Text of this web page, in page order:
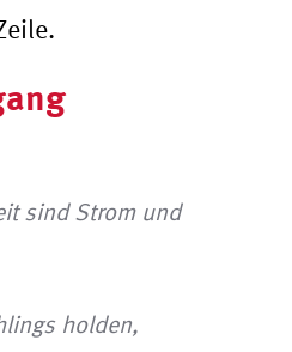
sind Strom und
holden,